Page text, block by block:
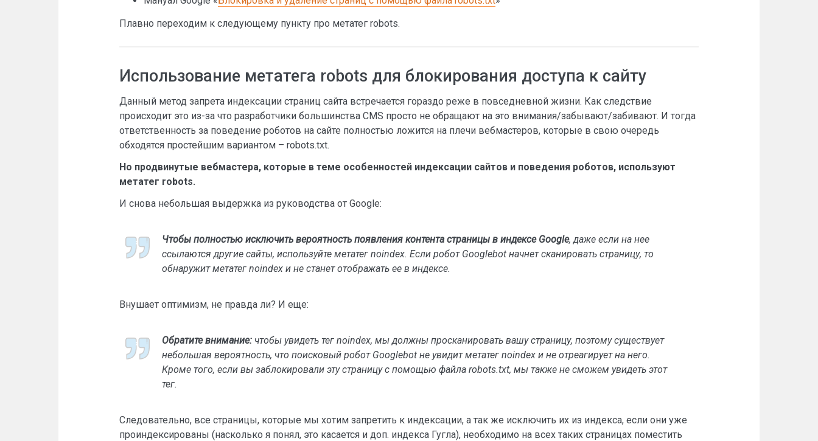
Плавно переходим к следующему пункту про метатег robots.
Использование метатега robots для блокирования доступа к сайту
Данный метод запрета индексации страниц сайта встречается гораздо реже в повседневной жизни. Как следствие
происходит это из-за что разработчики большинства CMS просто не обращают на это внимания/забывают/забивают. И тогда
ответственность за поведение роботов на сайте полностью ложится на плечи вебмастеров, которые в свою очередь
обходятся простейшим вариантом – robots.txt.
Но продвинутые вебмастера, которые в теме особенностей индексации сайтов и поведения роботов, используют
метатег robots.
И снова небольшая выдержка из руководства от Google:
Чтобы полностью исключить вероятность появления контента страницы в индексе Google, даже если на нее
ссылаются другие сайты, используйте метатег noindex. Если робот Googlebot начнет сканировать страницу, то
обнаружит метатег noindex и не станет отображать ее в индексе.
Внушает оптимизм, не правда ли? И еще:
Обратите внимание: чтобы увидеть тег noindex, мы должны просканировать вашу страницу, поэтому существует
небольшая вероятность, что поисковый робот Googlebot не увидит метатег noindex и не отреагирует на него.
Кроме того, если вы заблокировали эту страницу с помощью файла robots.txt, мы также не сможем увидеть этот
тег.
Следовательно, все страницы, которые мы хотим запретить к индексации, а так же исключить их из индекса, если они уже
проиндексированы (насколько я понял, это касается и доп. индекса Гугла), необходимо на всех таких страницах поместить